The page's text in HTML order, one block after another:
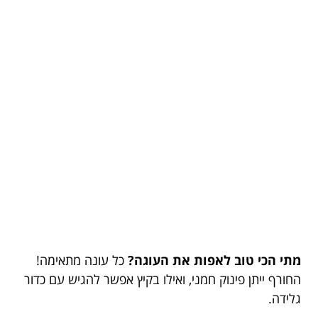
מתי הכי טוב לאפות את העוגה? כל עונה מתאימה!
החורף ייתן פינוק חמני, ואילו בקיץ אפשר להגיש עם כדור
גלידה.